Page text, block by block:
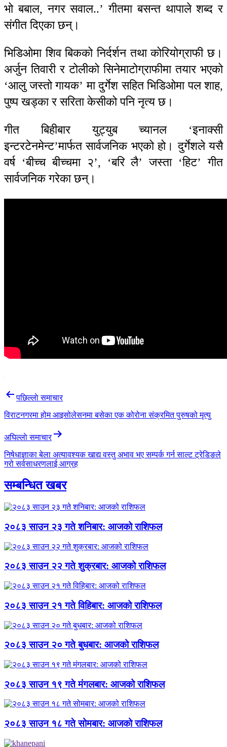
भो बबाल, नगर सवाल..’ गीतमा बसन्त थापाले शब्द र
संगीत दिएका छन्।
भिडिओमा शिव बिकको निर्दर्शन तथा कोरियोग्राफी छ।
अर्जुन तिवारी र टोलीको सिनेमाटोग्राफीमा तयार भएको
‘आलु जस्तो गायक’ मा दुर्गेश सहित भिडिओमा पल शाह,
पुष्प खड्का र सरिता केसीको पनि नृत्य छ।
गीत बिहीबार युट्युब च्यानल ‘इनाक्सी
इन्टरटेनमेन्ट’मार्फत सार्वजनिक भएको हो। दुर्गेशले यसै
वर्ष ‘बीच्च बीच्चमा २’, ‘बरि लै’ जस्ता ‘हिट’ गीत
सार्वजनिक गरेका छन्।
Post
navigation
पछिल्लाे समाचार
विराटनगरमा होम आइसोलेसनमा बसेका एक कोरोना संक्रमित पुरुषको मृत्यु
अघिल्लाे समाचार
निषेधाज्ञाका बेला अत्यावश्यक खाद्य वस्तु अभाव भए सम्पर्क गर्न साल्ट ट्रेडिङले
गरो सर्वसाधरणलाई आग्रह
सम्बन्धित खबर
२०८३ साउन २३ गते शनिबार: आजको राशिफल
२०८३ साउन २२ गते शुक्रबार: आजको राशिफल
२०८३ साउन २१ गते विहिबार: आजको राशिफल
२०८३ साउन २० गते बुधबार: आजको राशिफल
२०८३ साउन १९ गते मंगलबार: आजको राशिफल
२०८३ साउन १८ गते सोमबार: आजको राशिफल